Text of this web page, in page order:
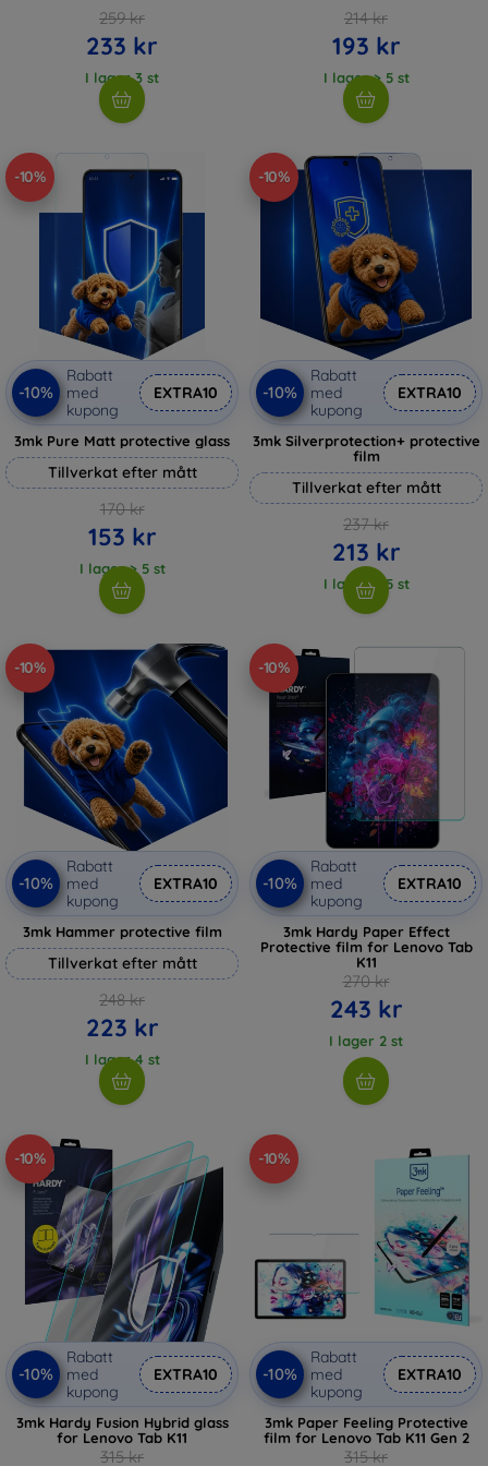
259 kr
233 kr
I lager 3 st
214 kr
193 kr
I lager > 5 st
-10%
-10%
Rabatt
med
kupong
EXTRA10
3mk Pure Matt protective glass
Tillverkat efter mått
170 kr
153 kr
I lager > 5 st
-10%
-10%
Rabatt
med
kupong
EXTRA10
3mk Silverprotection+ protective
film
Tillverkat efter mått
237 kr
213 kr
I lager > 5 st
-10%
-10%
Rabatt
med
kupong
EXTRA10
3mk Hammer protective film
Tillverkat efter mått
248 kr
223 kr
I lager 4 st
-10%
-10%
Rabatt
med
kupong
EXTRA10
3mk Hardy Paper Effect
Protective film for Lenovo Tab
K11
270 kr
243 kr
I lager 2 st
-10%
-10%
Rabatt
med
kupong
EXTRA10
3mk Hardy Fusion Hybrid glass
for Lenovo Tab K11
315 kr
-10%
-10%
Rabatt
med
kupong
EXTRA10
3mk Paper Feeling Protective
film for Lenovo Tab K11 Gen 2
315 kr